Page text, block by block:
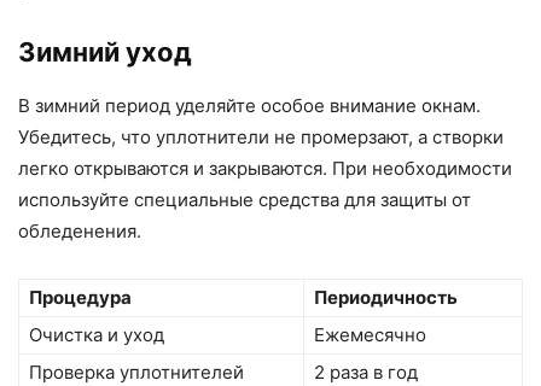
Зимний уход
В зимний период уделяйте особое внимание окнам.
Убедитесь, что уплотнители не промерзают, а створки
легко открываются и закрываются. При необходимости
используйте специальные средства для защиты от
обледенения.
Процедура
Периодичность
Очистка и уход
Ежемесячно
Проверка уплотнителей
2 раза в год